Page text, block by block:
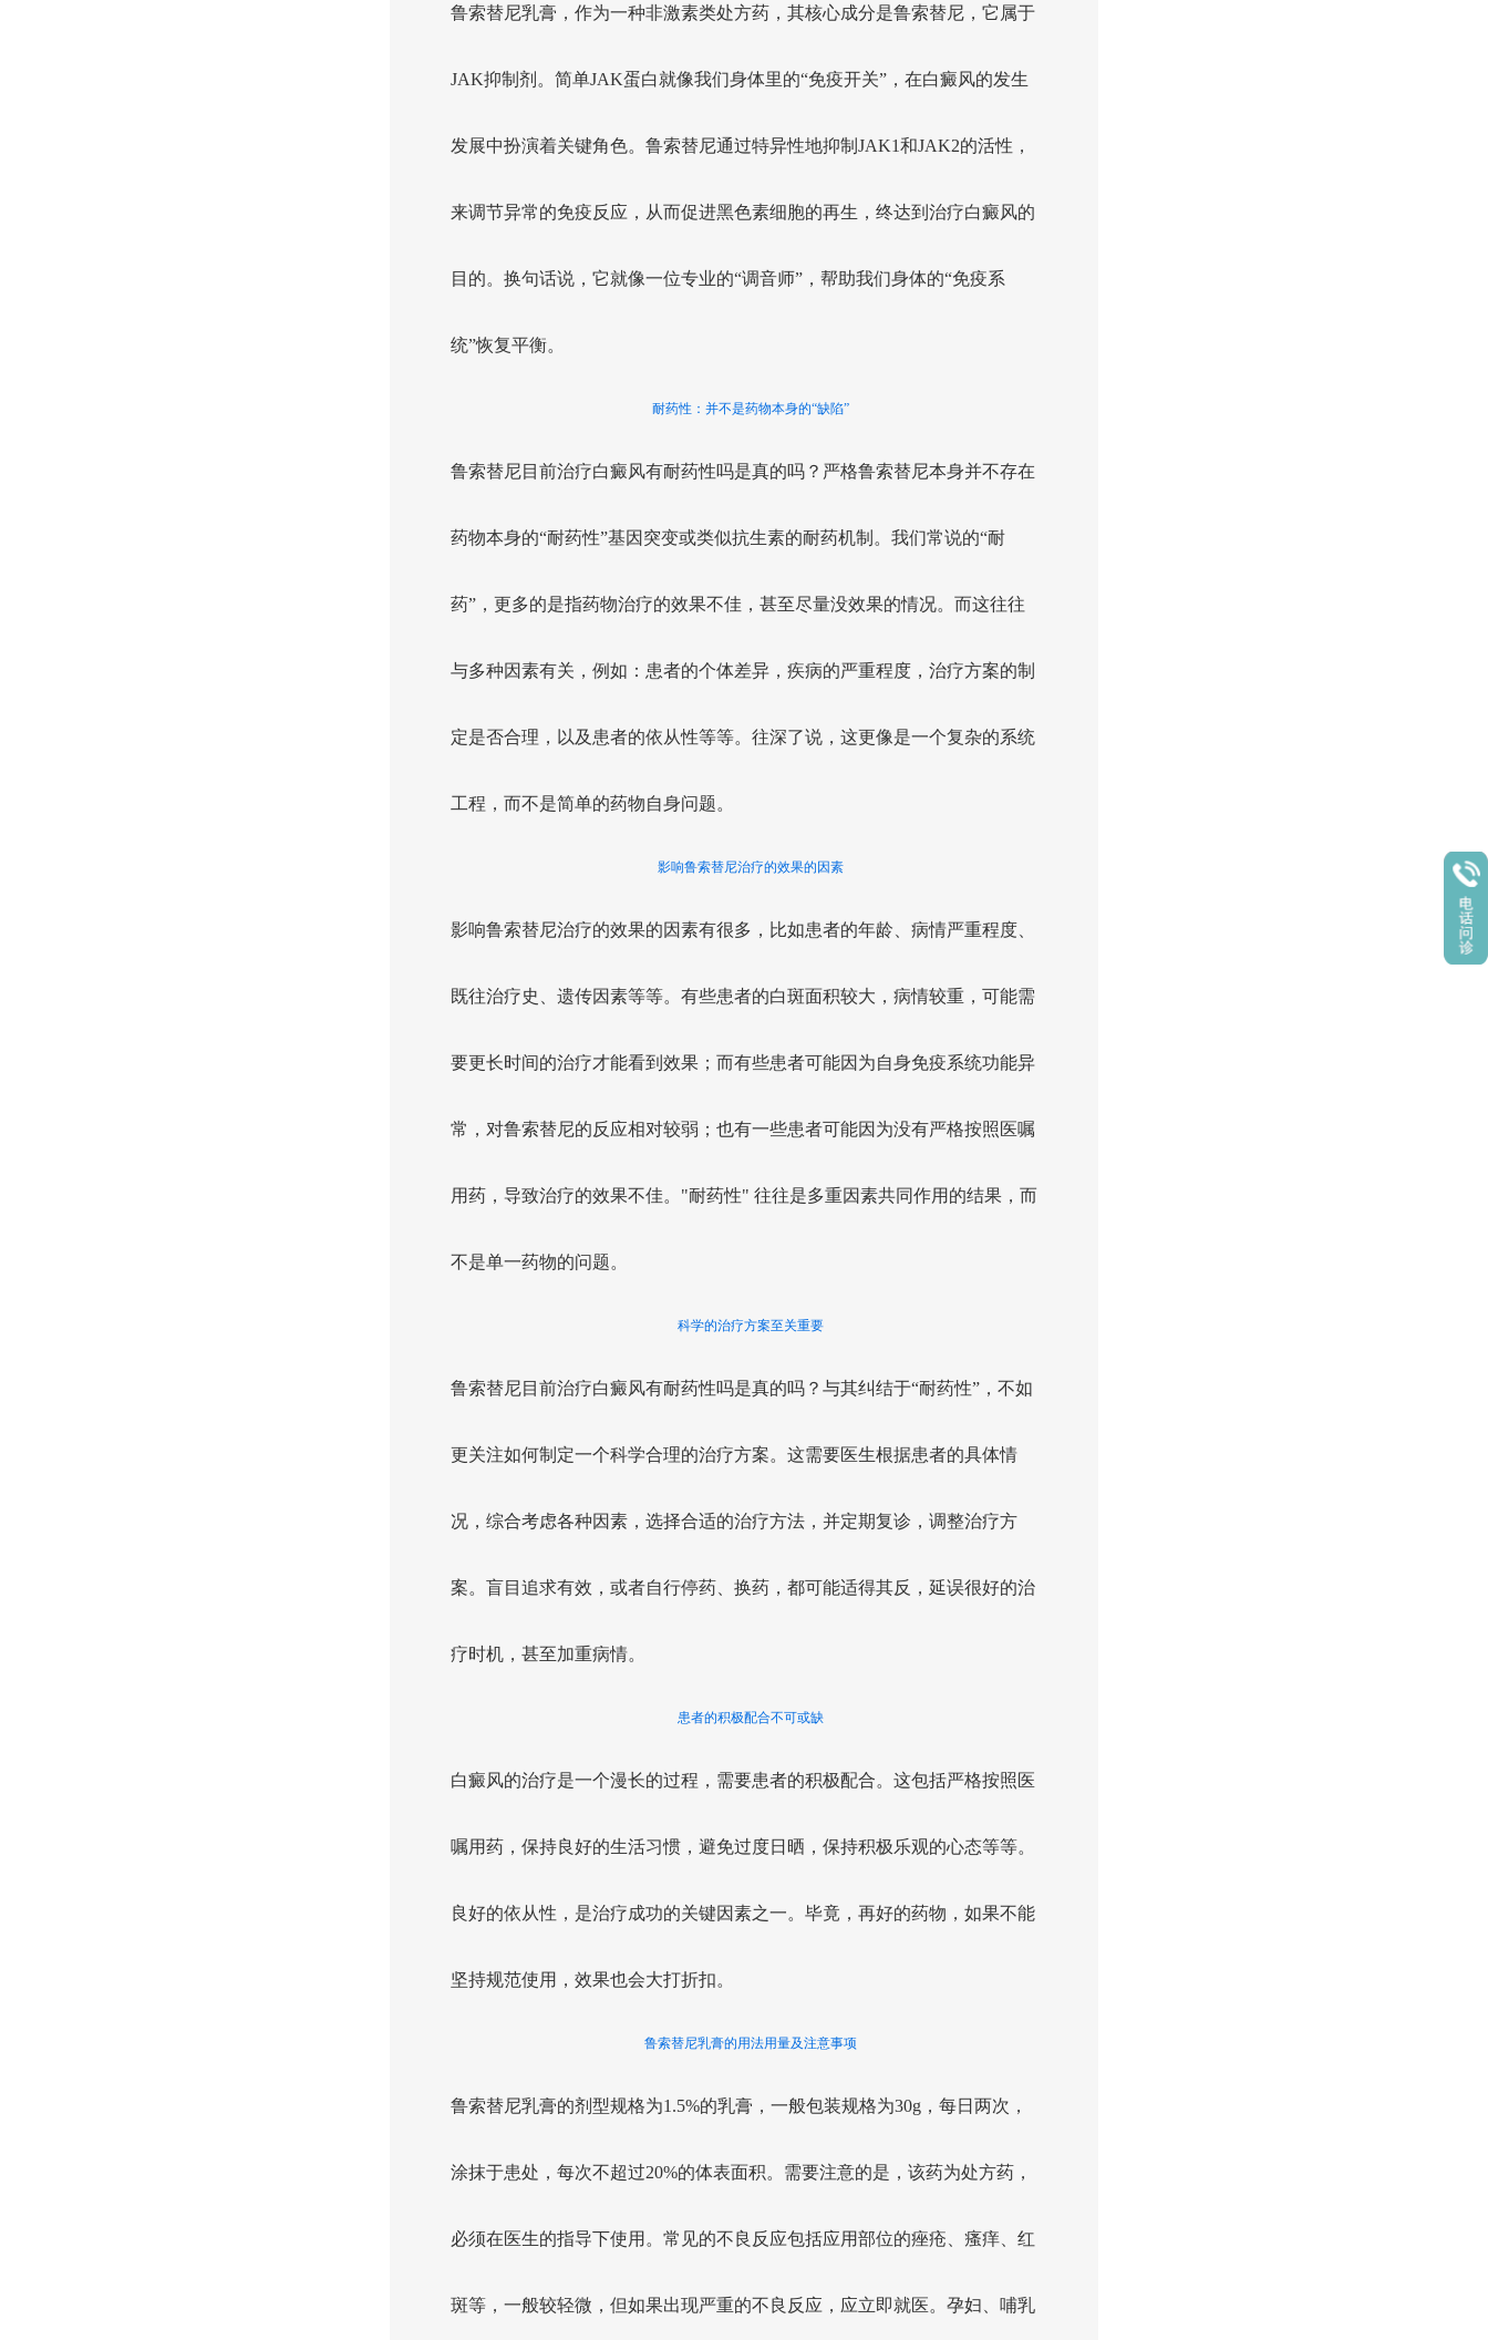
鲁索替尼乳膏，作为一种非激素类处方药，其核心成分是鲁索替尼，它属于
JAK抑制剂。简单JAK蛋白就像我们身体里的“免疫开关”，在白癜风的发生
发展中扮演着关键角色。鲁索替尼通过特异性地抑制JAK1和JAK2的活性，
来调节异常的免疫反应，从而促进黑色素细胞的再生，终达到治疗白癜风的
目的。换句话说，它就像一位专业的“调音师”，帮助我们身体的“免疫系
统”恢复平衡。
耐药性：并不是药物本身的“缺陷”
鲁索替尼目前治疗白癜风有耐药性吗是真的吗？严格鲁索替尼本身并不存在
药物本身的“耐药性”基因突变或类似抗生素的耐药机制。我们常说的“耐
药”，更多的是指药物治疗的效果不佳，甚至尽量没效果的情况。而这往往
与多种因素有关，例如：患者的个体差异，疾病的严重程度，治疗方案的制
定是否合理，以及患者的依从性等等。往深了说，这更像是一个复杂的系统
工程，而不是简单的药物自身问题。
影响鲁索替尼治疗的效果的因素
影响鲁索替尼治疗的效果的因素有很多，比如患者的年龄、病情严重程度、
既往治疗史、遗传因素等等。有些患者的白斑面积较大，病情较重，可能需
要更长时间的治疗才能看到效果；而有些患者可能因为自身免疫系统功能异
常，对鲁索替尼的反应相对较弱；也有一些患者可能因为没有严格按照医嘱
用药，导致治疗的效果不佳。"耐药性" 往往是多重因素共同作用的结果，而
不是单一药物的问题。
科学的治疗方案至关重要
鲁索替尼目前治疗白癜风有耐药性吗是真的吗？与其纠结于“耐药性”，不如
更关注如何制定一个科学合理的治疗方案。这需要医生根据患者的具体情
况，综合考虑各种因素，选择合适的治疗方法，并定期复诊，调整治疗方
案。盲目追求有效，或者自行停药、换药，都可能适得其反，延误很好的治
疗时机，甚至加重病情。
患者的积极配合不可或缺
白癜风的治疗是一个漫长的过程，需要患者的积极配合。这包括严格按照医
嘱用药，保持良好的生活习惯，避免过度日晒，保持积极乐观的心态等等。
良好的依从性，是治疗成功的关键因素之一。毕竟，再好的药物，如果不能
坚持规范使用，效果也会大打折扣。
鲁索替尼乳膏的用法用量及注意事项
鲁索替尼乳膏的剂型规格为1.5%的乳膏，一般包装规格为30g，每日两次，
涂抹于患处，每次不超过20%的体表面积。需要注意的是，该药为处方药，
必须在医生的指导下使用。常见的不良反应包括应用部位的痤疮、瘙痒、红
斑等，一般较轻微，但如果出现严重的不良反应，应立即就医。孕妇、哺乳